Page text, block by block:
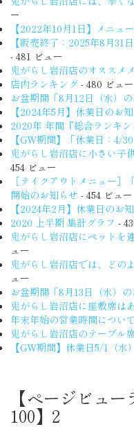
ー
【2022年10月1日】メニュ
【販売終了：2025年8月31
- 481 ビュー
鬼がらし岩沼店のオススメ
店内ランキング - 480 ビュー
お盆期間「8月12日（水）
【2024年5月】休業日のお
2020年 年間『総合ランキ
【GW期間】「休業日：4/
鬼がらし岩沼店に小さい子
454 ビュー
［テイクアウトメニュー
開始のお知らせ - 454 ビュー
【2024年2月】休業日のお
2020 上半期 集計グラフ -
鬼がらし岩沼店にペットを
ュー
鬼がらし岩沼店では、どの
ュー
お盆期間「8月13日（水）
鬼がらし岩沼店に座敷席は
年末年始の営業時間について
鬼がらし岩沼店のテーブル
【GW期間】休業日5/1（水
【ページビュ
100】2